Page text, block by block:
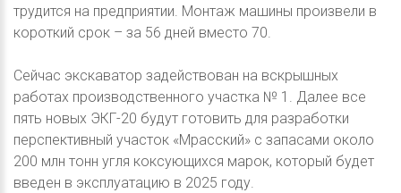
трудится на предприятии. Монтаж машины произвели в
короткий срок – за 56 дней вместо 70.
Сейчас экскаватор задействован на вскрышных
работах производственного участка № 1. Далее все
пять новых ЭКГ-20 будут готовить для разработки
перспективный участок «Мрасский» с запасами около
200 млн тонн угля коксующихся марок, который будет
введен в эксплуатацию в 2025 году.